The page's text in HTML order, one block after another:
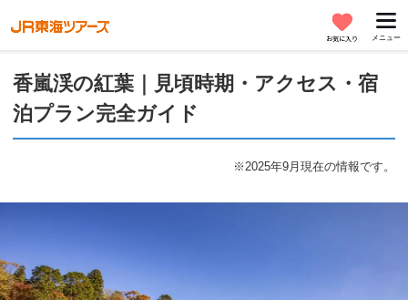
お気に入り メニュー
香嵐渓の紅葉｜見頃時期・アクセス・宿
泊プラン完全ガイド
※2025年9月現在の情報です。